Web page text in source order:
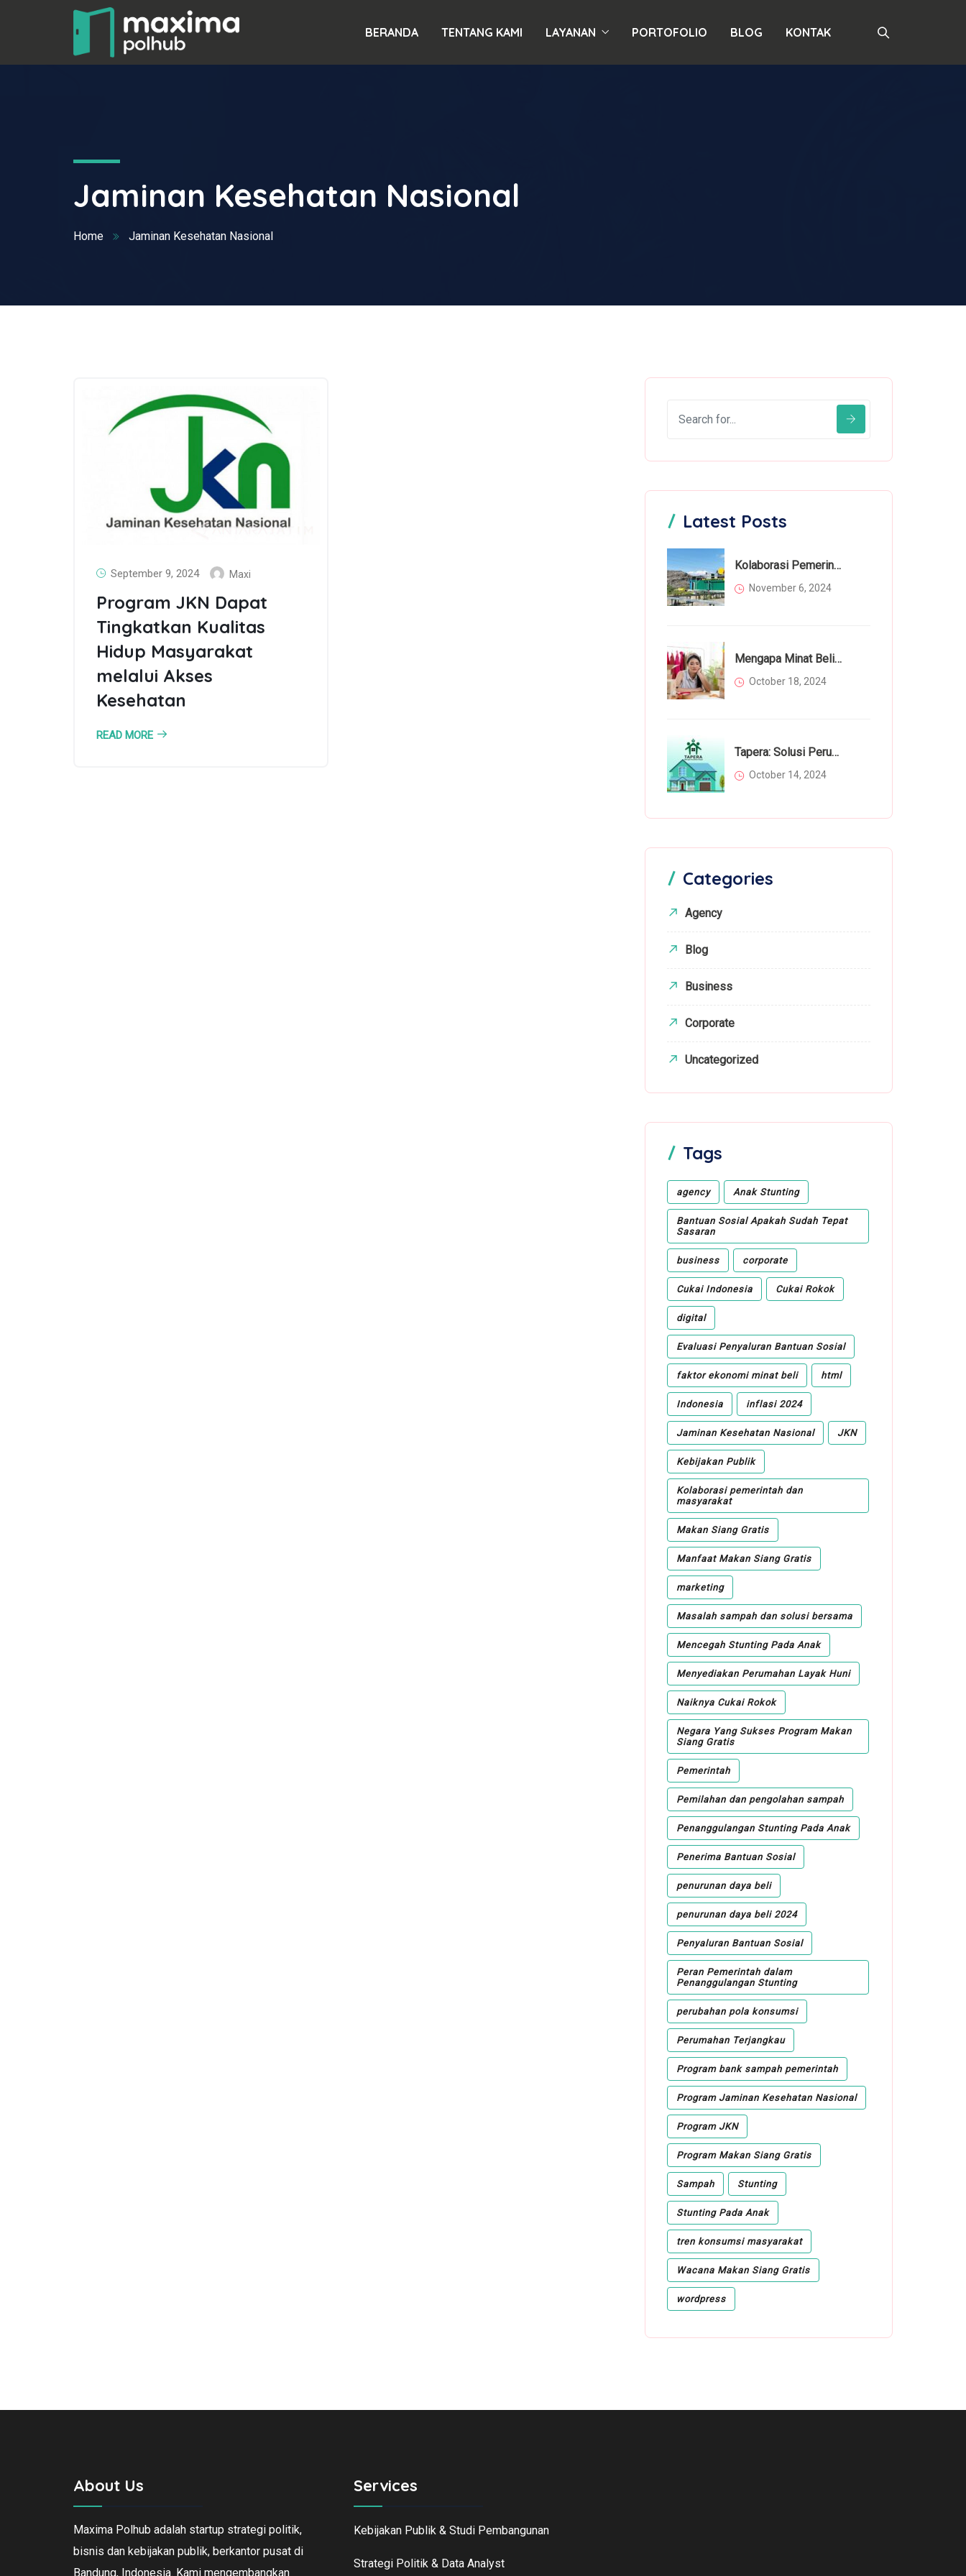
BERANDA TENTANG KAMI LAYANAN PORTOFOLIO BLOG KONTAK
Jaminan Kesehatan Nasional
Home Jaminan Kesehatan Nasional
September 9, 2024 Maxi
Program JKN Dapat
Tingkatkan Kualitas
Hidup Masyarakat
melalui Akses
Kesehatan
READ MORE
Latest Posts
Kolaborasi Pemerintah Dan Masyarakat Dalam Mengatasi Permasalahan Sampah
November 6, 2024
Mengapa Minat Beli Masyarakat Menurun Di Tahun 2024? Inilah Faktor Utamanya
October 18, 2024
Tapera: Solusi Perumahan Bagi Rakyat Atau Beban Tambahan?
October 14, 2024
Categories
Agency
Blog
Business
Corporate
Uncategorized
Tags
agency Anak Stunting
Bantuan Sosial Apakah Sudah Tepat
Sasaran
business corporate
Cukai Indonesia Cukai Rokok
digital
Evaluasi Penyaluran Bantuan Sosial
faktor ekonomi minat beli html
Indonesia inflasi 2024
Jaminan Kesehatan Nasional JKN
Kebijakan Publik
Kolaborasi pemerintah dan
masyarakat
Makan Siang Gratis
Manfaat Makan Siang Gratis
marketing
Masalah sampah dan solusi bersama
Mencegah Stunting Pada Anak
Menyediakan Perumahan Layak Huni
Naiknya Cukai Rokok
Negara Yang Sukses Program Makan
Siang Gratis
Pemerintah
Pemilahan dan pengolahan sampah
Penanggulangan Stunting Pada Anak
Penerima Bantuan Sosial
penurunan daya beli
penurunan daya beli 2024
Penyaluran Bantuan Sosial
Peran Pemerintah dalam
Penanggulangan Stunting
perubahan pola konsumsi
Perumahan Terjangkau
Program bank sampah pemerintah
Program Jaminan Kesehatan Nasional
Program JKN
Program Makan Siang Gratis
Sampah Stunting
Stunting Pada Anak
tren konsumsi masyarakat
Wacana Makan Siang Gratis
wordpress
About Us
Maxima Polhub adalah startup strategi politik,
bisnis dan kebijakan publik, berkantor pusat di
Bandung, Indonesia. Kami mengembangkan
Services
Kebijakan Publik & Studi Pembangunan
Strategi Politik & Data Analyst